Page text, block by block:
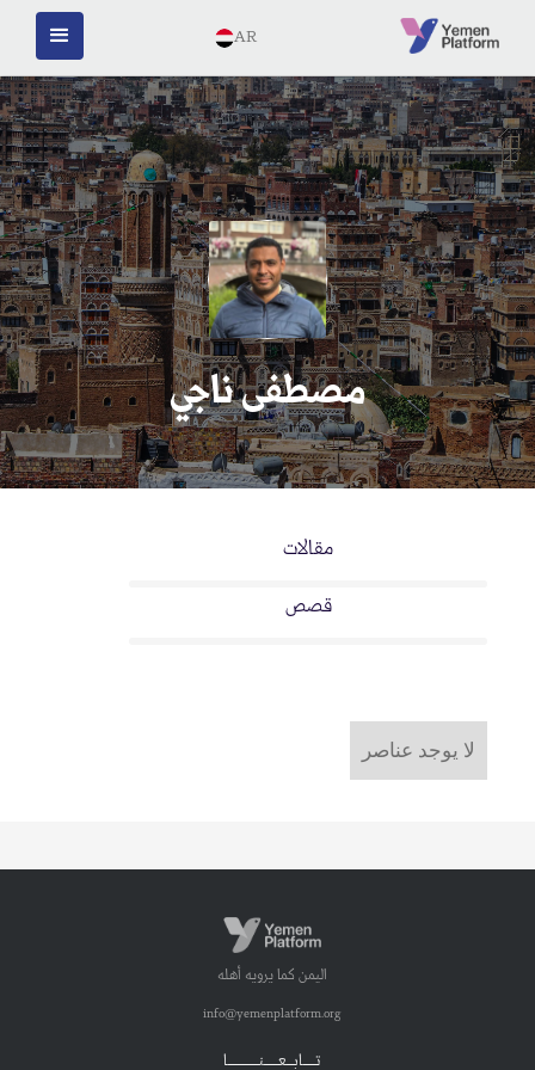
AR
مصطفى ناجي
مقالات
قصص
لا يوجد عناصر
اليمن كما يرويه أهله
info@yemenplatform.org
تـــــابـــعــــــنـــــــــــــا